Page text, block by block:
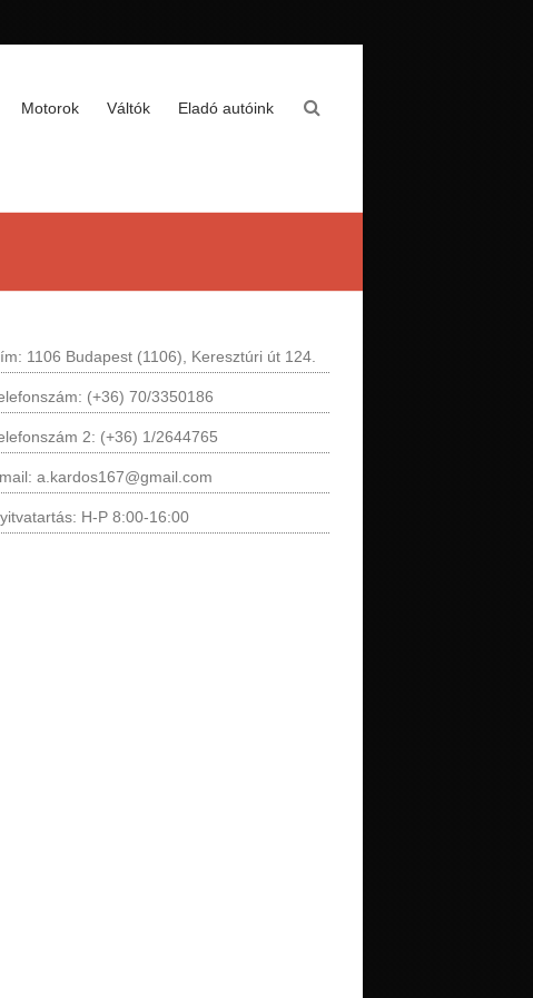
Motorok Váltók Eladó autóink
1106 Budapest (1106), Keresztúri út 124.
(+36) 70/3350186
2: (+36) 1/2644765
a.kardos167@gmail.com
H-P 8:00-16:00